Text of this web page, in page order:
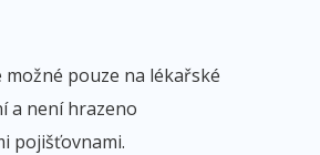
možné pouze na lékařské
a není hrazeno
pojišťovnami.